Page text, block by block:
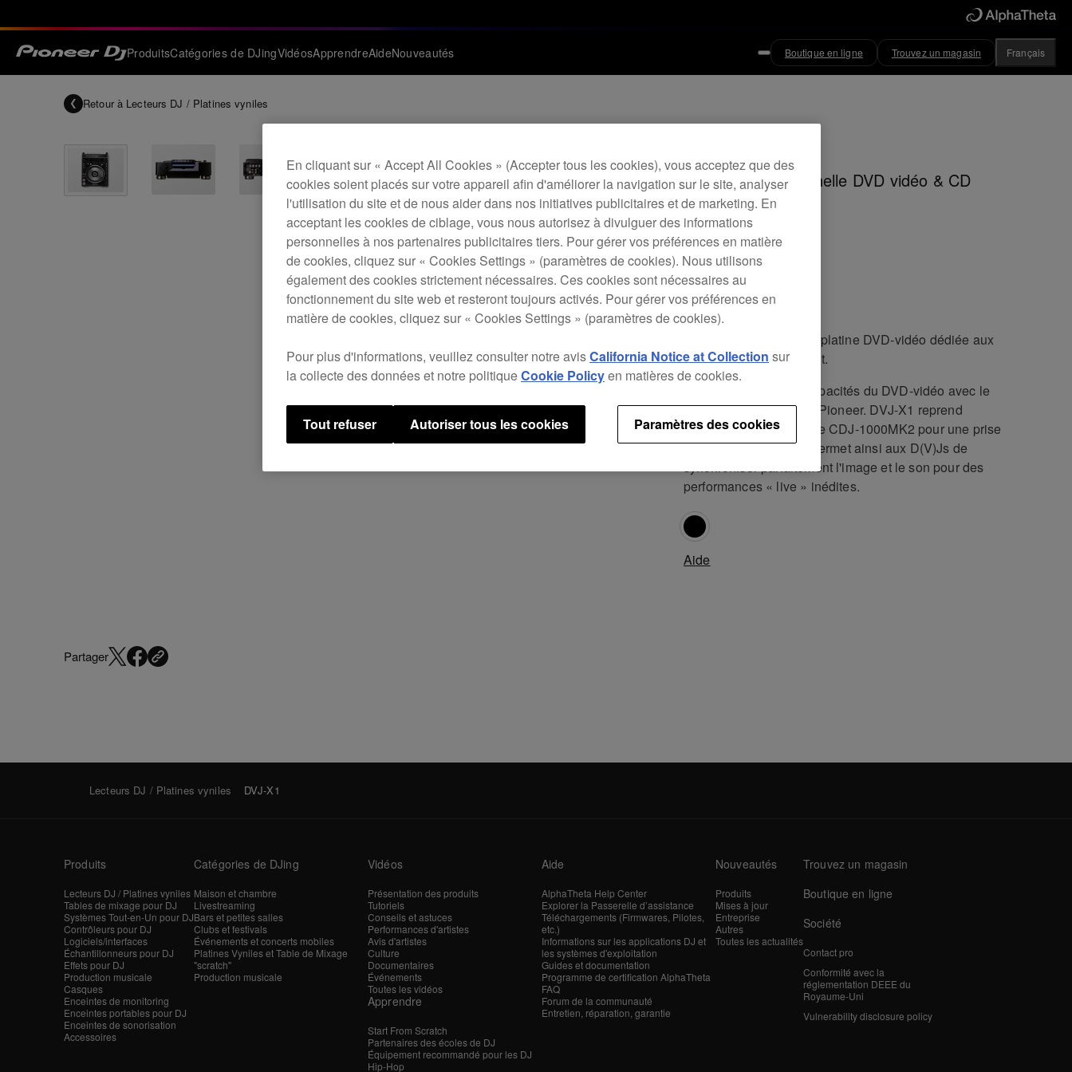
ProduitsCatégories de DJingVidéosApprendreAideNouveautés Boutique en ligne Trouvez un magasin Français
Retour à Lecteurs DJ / Platines vyniles
Platine Professionnelle DVD vidéo & CD
DVJ-X1
DVJ-X1 est la première platine DVD-vidéo dédiée aux
professionnels de la nuit.
DVJ-X1 combine les capacités du DVD-vidéo avec le
meilleur du savoir-faire Pioneer. DVJ-X1 reprend
l'ergonomie de la platine CDJ-1000MK2 pour une prise
en main facilitée. Elle permet ainsi aux D(V)Js de
synchroniser parfaitement l'image et le son pour des
performances « live » inédites.
Aide
Partager
Lecteurs DJ / Platines vyniles DVJ-X1
Produits
Lecteurs DJ / Platines vyniles
Tables de mixage pour DJ
Systèmes Tout-en-Un pour DJ
Contrôleurs pour DJ
Logiciels/interfaces
Échantillonneurs pour DJ
Effets pour DJ
Production musicale
Casques
Enceintes de monitoring
Enceintes portables pour DJ
Enceintes de sonorisation
Accessoires
Catégories de DJing
Maison et chambre
Livestreaming
Bars et petites salles
Clubs et festivals
Événements et concerts mobiles
Platines Vyniles et Table de Mixage
"scratch"
Production musicale
Vidéos
Présentation des produits
Tutoriels
Conseils et astuces
Performances d'artistes
Avis d'artistes
Culture
Documentaires
Événements
Toutes les vidéos
Apprendre
Start From Scratch
Partenaires des écoles de DJ
Équipement recommandé pour les DJ
Hip-Hop
Aide
AlphaTheta Help Center
Explorer la Passerelle d’assistance
Téléchargements (Firmwares, Pilotes,
etc.)
Informations sur les applications DJ et
les systèmes d'exploitation
Guides et documentation
Programme de certification AlphaTheta
FAQ
Forum de la communauté
Entretien, réparation, garantie
Nouveautés
Produits
Mises à jour
Entreprise
Autres
Toutes les actualités
Trouvez un magasin
Boutique en ligne
Société
Contact pro
Conformité avec la
réglementation DEEE du
Royaume-Uni
Vulnerability disclosure policy
En cliquant sur « Accept All Cookies » (Accepter tous les cookies), vous acceptez que des
cookies soient placés sur votre appareil afin d'améliorer la navigation sur le site, analyser
l'utilisation du site et de nous aider dans nos initiatives publicitaires et de marketing. En
acceptant les cookies de ciblage, vous nous autorisez à divulguer des informations
personnelles à nos partenaires publicitaires tiers. Pour gérer vos préférences en matière
de cookies, cliquez sur « Cookies Settings » (paramètres de cookies). Nous utilisons
également des cookies strictement nécessaires. Ces cookies sont nécessaires au
fonctionnement du site web et resteront toujours activés. Pour gérer vos préférences en
matière de cookies, cliquez sur « Cookies Settings » (paramètres de cookies).
Pour plus d'informations, veuillez consulter notre avisCalifornia Notice at Collection sur
la collecte des données et notre politiqueCookie Policyen matières de cookies.
Paramètres des cookies
Tout refuser Autoriser tous les cookies